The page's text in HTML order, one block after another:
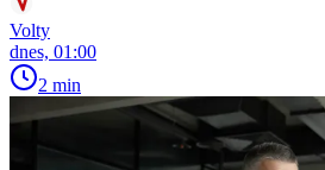
Volty
dnes, 01:00
2 min